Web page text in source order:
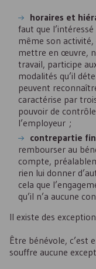
horaires et
faut que
même son
mettre en œuvre,
travail, participe
modalités qu’il
peuvent
caractérise par
pouvoir de
l’employeur ;
contrepartie
rembourser au
compte,
rien lui donner
cela que
qu’il n’a aucune
Il existe des
Être bénévole, c’est
souffre aucune